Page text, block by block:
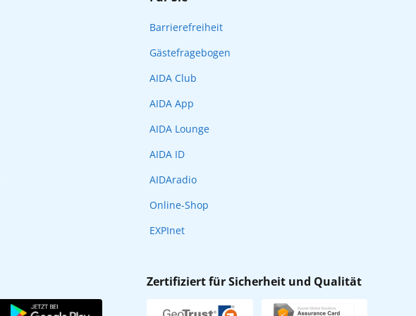
Barrierefreiheit
Gästefragebogen
AIDA Club
AIDA App
AIDA Lounge
AIDA ID
AIDAradio
Online-Shop
EXPInet
Zertifiziert für Sicherheit und Qualität